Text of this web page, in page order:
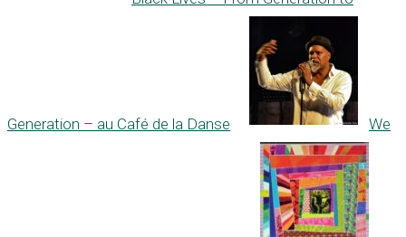
Generation – au Café de la Danse We